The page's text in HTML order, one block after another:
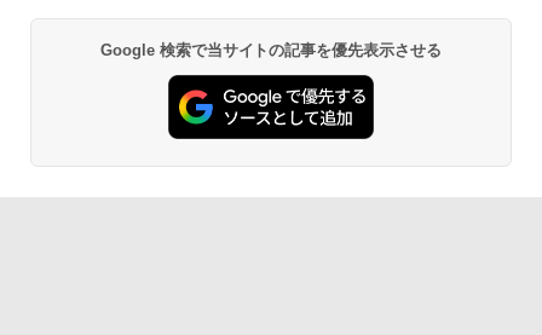
Google 検索で当サイトの記事を優先表示させる